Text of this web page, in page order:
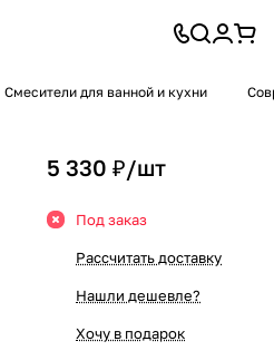
Смесители для ванной и кухни
5 330 ₽/шт
Под заказ
Рассчитать доставку
Нашли дешевле?
Хочу в подарок